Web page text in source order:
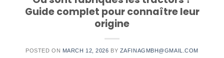
Guide complet pour connaître leur
origine
POSTED ON MARCH 12, 2026 BY ZAFINAGMBH@GMAIL.COM